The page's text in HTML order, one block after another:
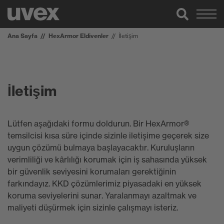
Ana Sayfa HexArmor Eldivenler İletişim
İletişim
Lütfen aşağıdaki formu doldurun. Bir HexArmor®
temsilcisi kısa süre içinde sizinle iletişime geçerek size
uygun çözümü bulmaya başlayacaktır. Kuruluşların
verimliliği ve kârlılığı korumak için iş sahasında yüksek
bir güvenlik seviyesini korumaları gerektiğinin
farkındayız. KKD çözümlerimiz piyasadaki en yüksek
koruma seviyelerini sunar. Yaralanmayı azaltmak ve
maliyeti düşürmek için sizinle çalışmayı isteriz.